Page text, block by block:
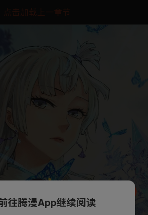
点击加载上一章节
往腾漫App继续阅读